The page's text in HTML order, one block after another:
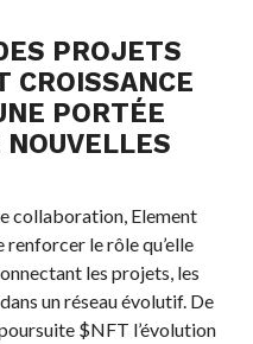
PROJETS
CROISSANCE
PORTÉE
NOUVELLES
collaboration, Element
le rôle qu’elle
les projets, les
un réseau évolutif. De
$NFT l’évolution